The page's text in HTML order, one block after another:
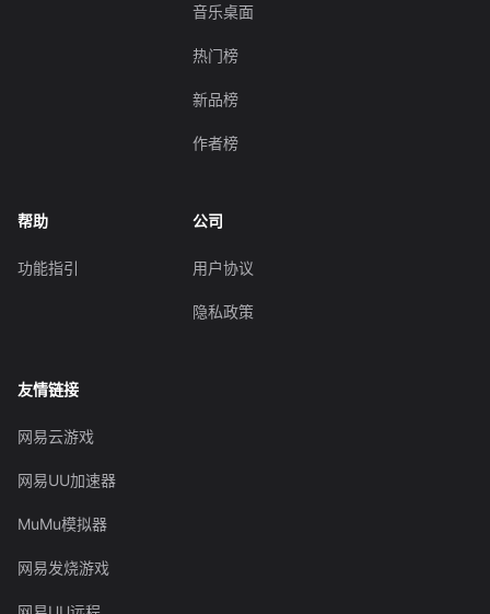
音乐桌面
热门榜
新品榜
作者榜
帮助
功能指引
公司
用户协议
隐私政策
友情链接
网易云游戏
网易UU加速器
MuMu模拟器
网易发烧游戏